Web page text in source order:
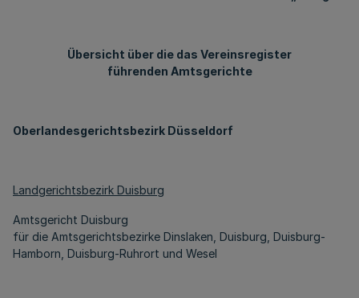
Übersicht über die das Vereinsregister
führenden Amtsgerichte
Oberlandesgerichtsbezirk Düsseldorf
Landgerichtsbezirk Duisburg
Amtsgericht Duisburg
für die Amtsgerichtsbezirke Dinslaken, Duisburg, Duisburg-
Hamborn, Duisburg-Ruhrort und Wesel